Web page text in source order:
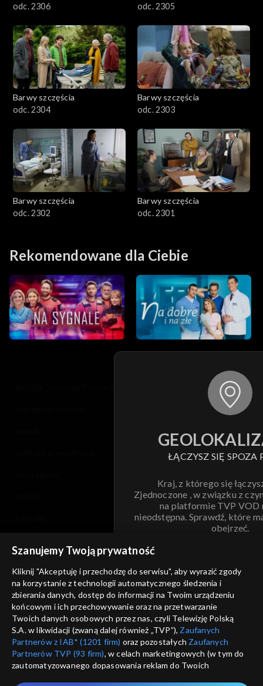
odc. 2306
odc. 2305
Barwy szczęścia
odc. 2304
Barwy szczęścia
odc. 2303
Barwy szczęścia
odc. 2302
Barwy szczęścia
odc. 2301
Rekomendowane dla Ciebie
ŁĄCZYSZ SIĘ SPOZA
Kraj, z którego się
Zjednoczone , w związku z
na platformie TVP VOD
nieodstępna. Sprawdź, które
obejrzeć.
ANULUJ
informacje o dostawcy usług
Szanujemy Twoją prywatność
Kliknij "Akceptuję i przechodzę do serwisu", aby wyrazić zgody
na korzystanie z technologii automatycznego śledzenia i
zbierania danych, dostęp do informacji na Twoim urządzeniu
końcowym i ich przechowywanie oraz na przetwarzanie
Twoich danych osobowych przez nas, czyli Telewizję Polską
S.A. w likwidacji (zwaną dalej również „TVP”), Zaufanych
Partnerów z IAB* (1201 firm) oraz pozostałych Zaufanych
Partnerów TVP (93 firm), w celach marketingowych (w tym do
zautomatyzowanego dopasowania reklam do Twoich